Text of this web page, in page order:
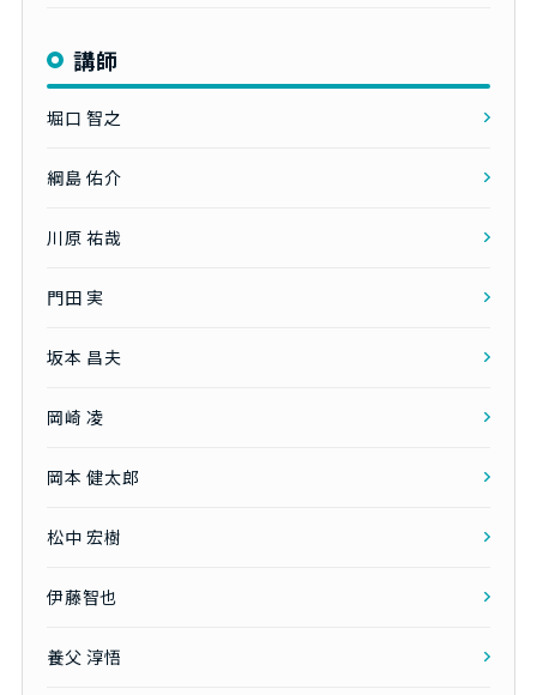
講師
堀口 智之
綱島 佑介
川原 祐哉
門田 実
坂本 昌夫
岡崎 凌
岡本 健太郎
松中 宏樹
伊藤智也
養父 淳悟